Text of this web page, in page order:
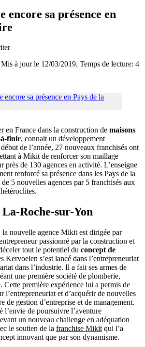
sa présence en
Mis à jour le 12/03/2019, Temps de lecture: 4
en France dans la construction de maisons
à-finir, connait un développement
de l’année, 27 nouveaux franchisés ont
à Mikit de renforcer son maillage
près de 130 agences en activité. L’enseigne
renforcé sa présence dans les Pays de la
5 nouvelles agences par 5 franchisés aux
Roche-sur-Yon
la nouvelle agence Mikit est dirigée par
passionné par la construction et
tout le potentiel du concept de
Kervoelen s’est lancé dans l’entrepreneuriat
dans l’industrie. Il a fait ses armes de
une première société de plomberie,
Cette première expérience lui a permis de
l’entrepreneuriat et d’acquérir de nouvelles
de gestion d’entreprise et de management.
l’envie de poursuivre l’aventure
un nouveau challenge en adéquation
le soutien de la franchise Mikit qui l’a
innovant que par son dynamisme.